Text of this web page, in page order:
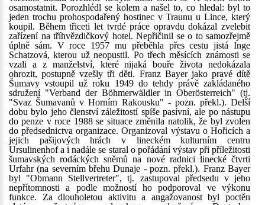
osamostatnit. Porozhlédl se kolem a našel to, co hledal: byl to
jeden trochu prohospodařený hostinec v Traunu u Lince, který
koupil. Během třiceti let tvrdé práce opravdu dokázal zvelebit
zařízení na tříhvězdičkový hotel. Nepřičinil se o to samozřejmě
úplně sám. V roce 1957 mu přeběhla přes cestu jistá Inge
Schatzová, kterou už neopustil. Po třech měsících známosti se
vzali a z manželství, které nijaká bouře života nedokázala
ohrozit, postupně vzešly tři děti. Franz Bayer jako pravé dítě
Šumavy vstoupil už roku 1949 do tehdy právě zakládaného
sdružení "Verband der Böhmerwäldler in Oberösterreich" (tj.
"Svaz Šumavanů v Horním Rakousku" - pozn. překl.). Delší
dobu bylo jeho členství záležitostí spíše pasívní, ale po nástupu
do penze v roce 1988 se situace změnila natolik, že byl zvolen
do předsednictva organizace. Organizoval výstavu o Hořicích a
jejich pašijových hrách v lineckém kulturním centru
Ursulinenhof a i nadále se staral o pořádání výstav při příležitosti
šumavských rodáckých sněmů na nové radnici linecké čtvrti
Urfahr (na severním břehu Dunaje - pozn. překl.). Franz Bayer
byl "Obmann Stellvertreter", tj. zastupoval předsedu v jeho
nepřítomnosti a podle možností ho podporoval ve výkonu
funkce. Za dlouholetou aktivitu a angažovanost byl poctěn